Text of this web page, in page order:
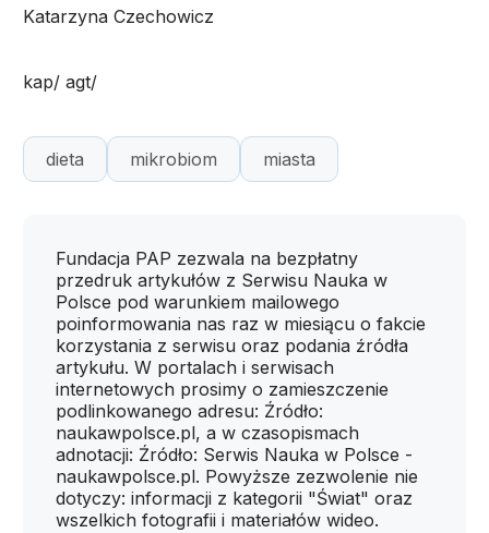
Katarzyna Czechowicz
kap/ agt/
dieta mikrobiom miasta
Fundacja PAP zezwala na bezpłatny
przedruk artykułów z Serwisu Nauka w
Polsce pod warunkiem mailowego
poinformowania nas raz w miesiącu o fakcie
korzystania z serwisu oraz podania źródła
artykułu. W portalach i serwisach
internetowych prosimy o zamieszczenie
podlinkowanego adresu: Źródło:
naukawpolsce.pl, a w czasopismach
adnotacji: Źródło: Serwis Nauka w Polsce -
naukawpolsce.pl. Powyższe zezwolenie nie
dotyczy: informacji z kategorii "Świat" oraz
wszelkich fotografii i materiałów wideo.